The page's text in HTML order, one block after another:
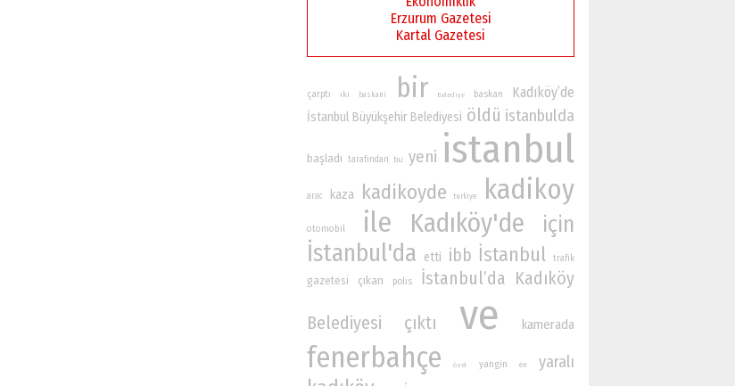
Erzurum Gazetesi
Kartal Gazetesi
çarptı iki baskani bir Belediye baskan Kadıköy’de
İstanbul Büyükşehir Belediyesi öldü istanbulda
başladı tarafından bu yeni istanbul
arac kaza kadikoyde turkiye kadikoy
otomobil ile Kadıköy'de için
İstanbul'da etti ibb İstanbul trafik
gazetesi çıkan polis İstanbul’da Kadıköy
Belediyesi çıktı ve kamerada
fenerbahçe özel yangin en yaralı